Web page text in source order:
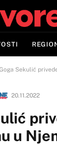
Sekulić
20.11.2022
u